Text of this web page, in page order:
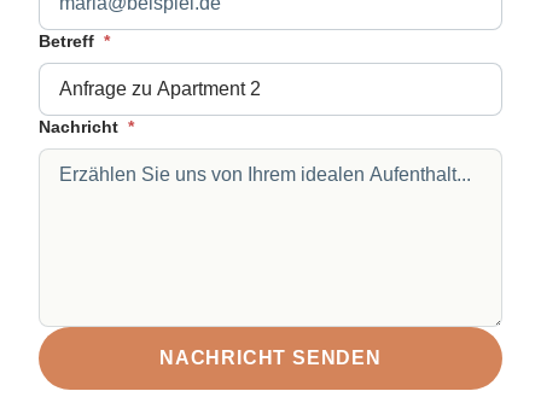
Betreff *
Nachricht *
NACHRICHT SENDEN